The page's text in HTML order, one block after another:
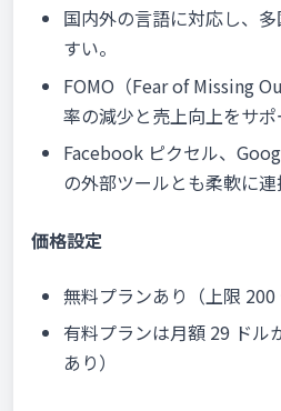
国内外の言語に対応し、
すい。
FOMO（Fear of Missing
率の減少と売上向上をサポ
Facebook ピクセル、
の外部ツールとも柔軟に連
価格設定
無料プランあり（上限 200
有料プランは月額 29 ドル
あり）